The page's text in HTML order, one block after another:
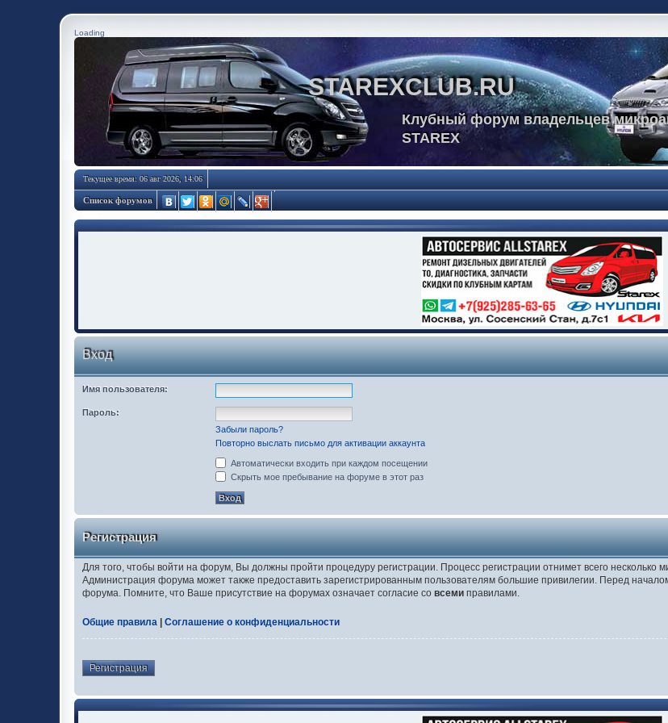
Loading
STAREXCLUB.RU
Клубный форум владельцев
STAREX
Текущее время: 06 авг 2026, 14:06
Список форумов
Вход
Имя пользователя:
Пароль:
Забыли пароль?
Повторно выслать письмо для активации аккаунта
Автоматически входить при каждом посещении
Скрыть мое пребывание на форуме в этот раз
Регистрация
Для того, чтобы войти на форум, Вы должны пройти процедуру регистрации. Процесс регистрации отнимет всего несколько
Администрация форума может также предоставить зарегистрированным пользователям большие привилегии. Перед
форума. Помните, что Ваше присутствие на форумах означает согласие со всеми правилами.
Общие правила Соглашение о конфиденциальности
Регистрация